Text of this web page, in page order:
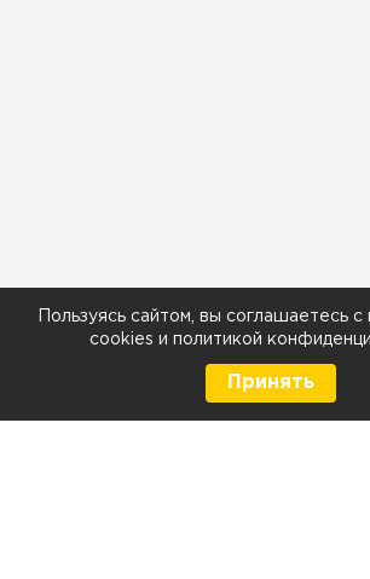
Пользуясь сайтом, вы соглашаетесь с
cookies и политикой
Принять